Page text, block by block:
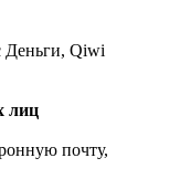
Деньги, Qiwi
лиц
почту,